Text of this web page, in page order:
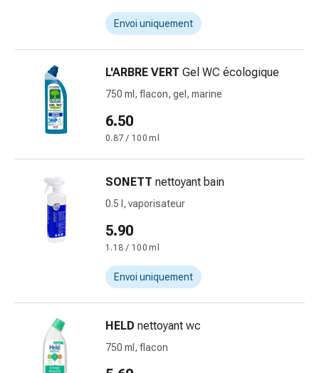
yeux
pour
yeux
Hygiène
yeux
Cœur
Thérapie
contention
Envoi uniquement
L'ARBRE VERT Gel WC écologique
750 ml, flacon, gel, marine
6.50
0.87 / 100 ml
SONETT nettoyant bain
0.5 l, vaporisateur
5.90
1.18 / 100 ml
Envoi uniquement
HELD nettoyant wc
750 ml, flacon